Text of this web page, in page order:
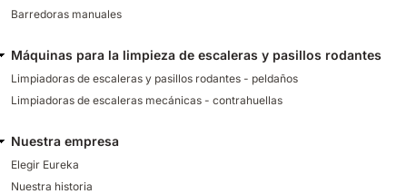
Barredoras manuales
Máquinas para la limpieza de escaleras y pasillos rodantes
Limpiadoras de escaleras y pasillos rodantes - peldaños
Limpiadoras de escaleras mecánicas - contrahuellas
Nuestra empresa
Elegir Eureka
Nuestra historia